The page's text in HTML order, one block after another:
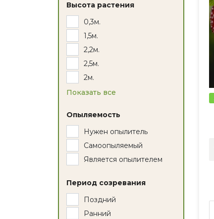
Высота растения
0,3м.
1,5м.
2,2м.
2,5м.
2м.
Показать все
Опыляемость
Нужен опылитель
Самоопыляемый
Является опылителем
Период созревания
Поздний
Ранний